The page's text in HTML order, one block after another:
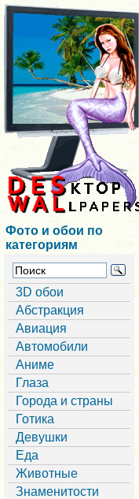
Фото и обои по
категориям
3D обои
Абстракция
Авиация
Автомобили
Аниме
Глаза
Города и страны
Готика
Девушки
Еда
Животные
Знаменитости